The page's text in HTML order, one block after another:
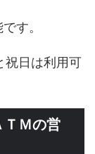
す。
祝日は利用可
ＴＭの営